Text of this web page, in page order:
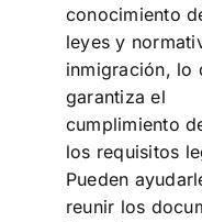
conocimiento
leyes y
inmigración, lo
garantiza el
cumplimiento
los requisitos
Pueden
reunir los